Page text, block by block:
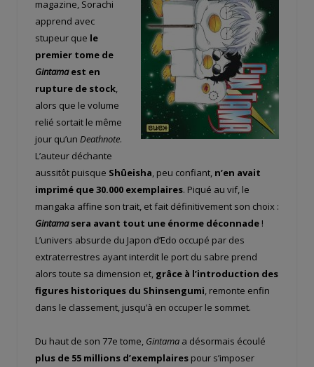
magazine, Sorachi
apprend avec
stupeur que le
premier tome de
Gintamaest en
rupture de stock
alors que le volume
relié sortait le même
jour qu’un Deathnote.
L’auteur déchante
aussitôt puisque Shûeisha , peu confiant, n’en avait
imprimé que 30.000 exemplaires. Piqué au vif, le
mangaka affine son trait, et fait définitivement son choix :
Gintamasera avant tout une énorme déconnade !
L’univers absurde du Japon d’Edo occupé par des
extraterrestres ayant interdit le port du sabre prend
alors toute sa dimension et, grâce à l’introduction des
figures historiques du Shinsengumi , remonte enfin
dans le classement, jusqu’à en occuper le sommet.
Du haut de son 77e tome, Gintama a désormais écoulé
plus de 55 millions d’exemplaires pour s’imposer